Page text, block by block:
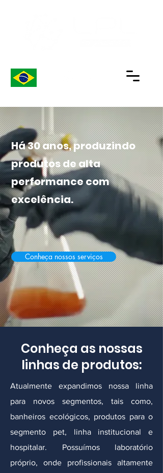
Há 30 anos, produzindo
produtos de alta
performance com
excelência.
Conheça nossos serviços
Conheça as nossas
linhas de produtos:
Atualmente expandimos nossa linha
para novos segmentos, tais como,
banheiros ecológicos, produtos para o
segmento pet, linha institucional e
hospitalar. Possuímos laboratório
próprio, onde profissionais altamente